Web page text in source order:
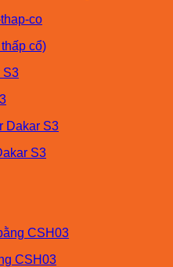
cổ)
S3
CSH03